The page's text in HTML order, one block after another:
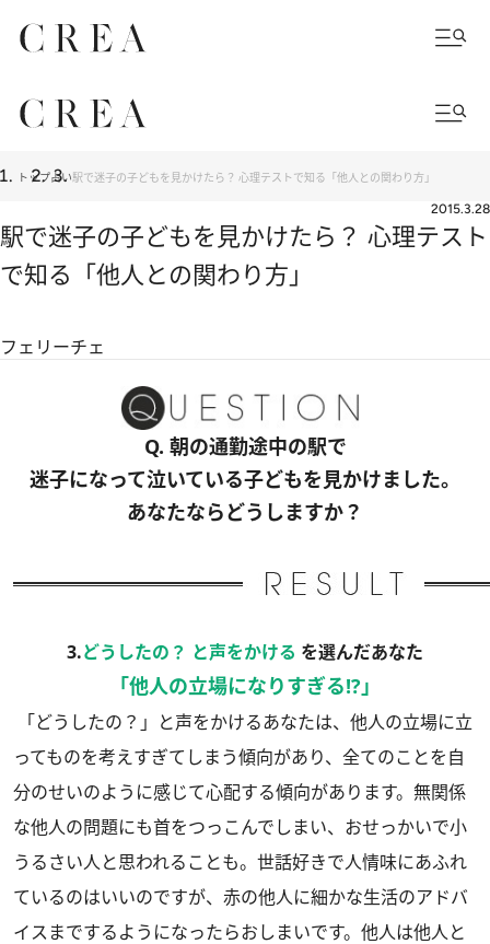
トップ占い駅で迷子の子どもを見かけたら？ 心理テストで知る「他人との関わり方」
2015.3.28
駅で迷子の子どもを見かけたら？ 心理テスト
で知る「他人との関わり方」
フェリーチェ
Q. 朝の通勤途中の駅で
迷子になって泣いている子どもを見かけました。
あなたならどうしますか？
3.どうしたの？ と声をかける を選んだあなた
「他人の立場になりすぎる!?」
「どうしたの？」と声をかけるあなたは、他人の立場に立
ってものを考えすぎてしまう傾向があり、全てのことを自
分のせいのように感じて心配する傾向があります。無関係
な他人の問題にも首をつっこんでしまい、おせっかいで小
うるさい人と思われることも。世話好きで人情味にあふれ
ているのはいいのですが、赤の他人に細かな生活のアドバ
イスまでするようになったらおしまいです。他人は他人と